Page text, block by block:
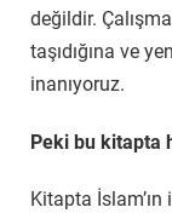
değildir.
taşıdığına ve
inanıyoruz.
Peki bu kitapta
Kitapta